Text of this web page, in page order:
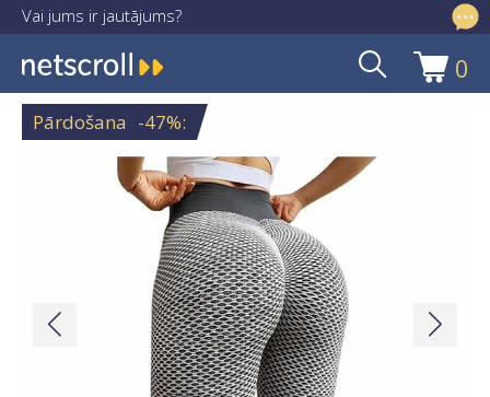
Vai jums ir jautājums?
info@netscroll.lv
Skip
to
navigation
Skip
to
content
0
Pārdošana -47%: